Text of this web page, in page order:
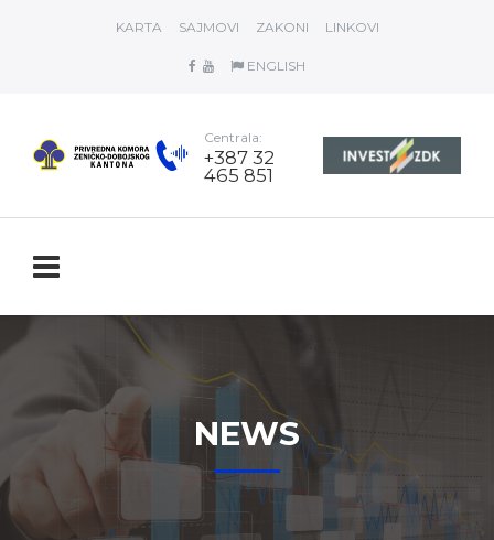
KARTA SAJMOVI ZAKONI LINKOVI
ENGLISH
Centrala:
+387 32
465 851
NEWS